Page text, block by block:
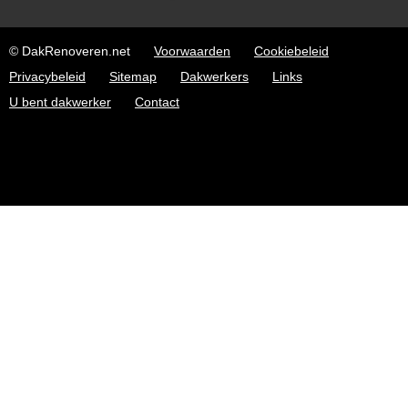
© DakRenoveren.net Voorwaarden
Cookiebeleid
Privacybeleid
Sitemap Dakwerkers
Links
U bent dakwerker
Contact